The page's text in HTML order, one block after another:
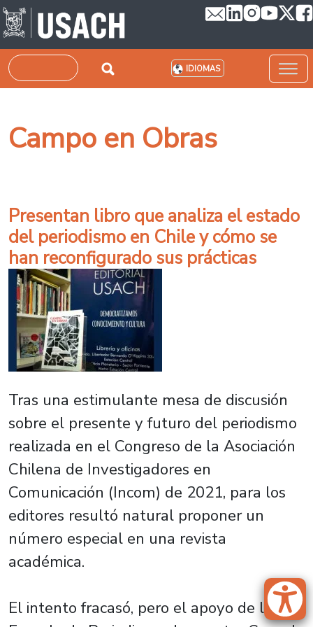
Pasar al contenido principal
Buscar IDIOMAS
Campo en Obras
Presentan libro que analiza el estado
del periodismo en Chile y cómo se
han reconfigurado sus prácticas
Tras una estimulante mesa de discusión
sobre el presente y futuro del periodismo
realizada en el Congreso de la Asociación
Chilena de Investigadores en
Comunicación (Incom) de 2021, para los
editores resultó natural proponer un
número especial en una revista
académica.
El intento fracasó, pero el apoyo de la